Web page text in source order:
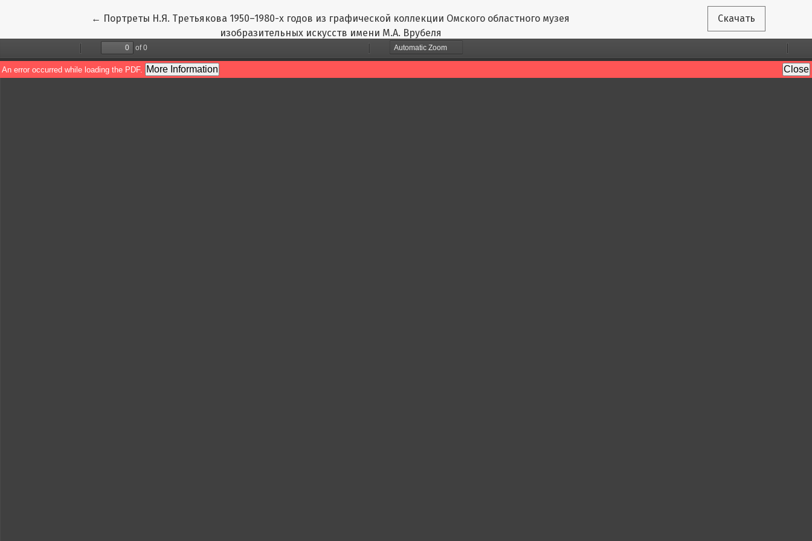
← Вернуться к Подробностям о статье
Портреты Н.Я. Третьякова 1950–1980-х годов из графической коллекции Омского областного музея
изобразительных искусств имени М.А. Врубеля
Скачать